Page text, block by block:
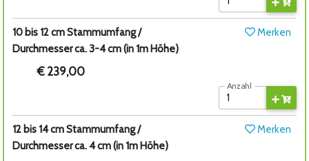
10 bis 12 cm Stammumfang /
Durchmesser ca. 3-4 cm (in 1m Höhe)
Merken
€ 239,00
Anzahl
12 bis 14 cm Stammumfang /
Durchmesser ca. 4 cm (in 1m Höhe)
Merken